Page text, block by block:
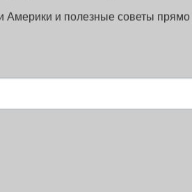
Америки и полезные советы прямо